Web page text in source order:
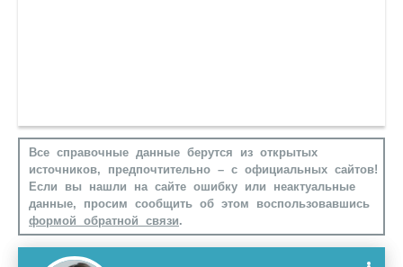
Все справочные данные берутся из открытых
источников, предпочтительно – с официальных сайтов!
Если вы нашли на сайте ошибку или неактуальные
данные, просим сообщить об этом воспользовавшись
формой обратной связи.